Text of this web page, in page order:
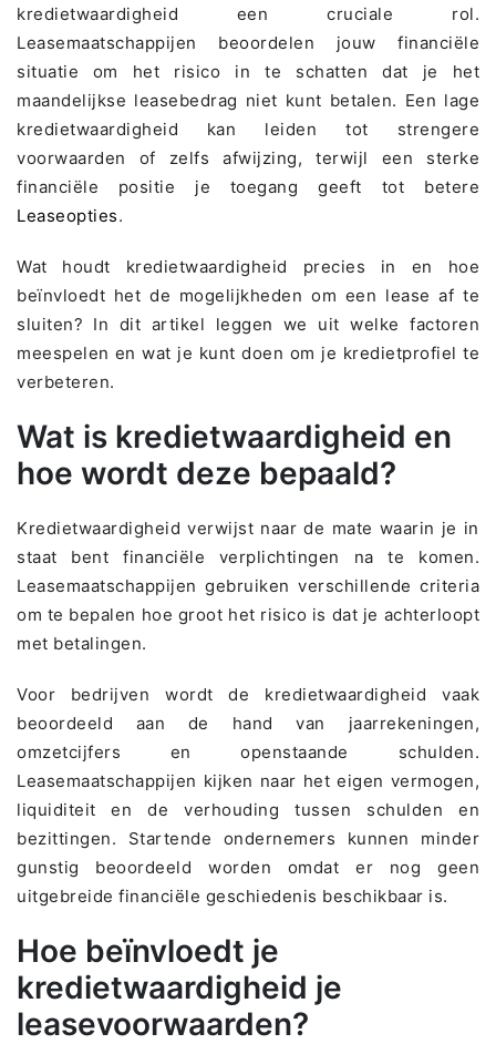
kredietwaardigheid een cruciale rol.
Leasemaatschappijen beoordelen jouw financiële
situatie om het risico in te schatten dat je het
maandelijkse leasebedrag niet kunt betalen. Een lage
kredietwaardigheid kan leiden tot strengere
voorwaarden of zelfs afwijzing, terwijl een sterke
financiële positie je toegang geeft tot betere
Leaseopties.
Wat houdt kredietwaardigheid precies in en hoe
beïnvloedt het de mogelijkheden om een lease af te
sluiten? In dit artikel leggen we uit welke factoren
meespelen en wat je kunt doen om je kredietprofiel te
verbeteren.
Wat is kredietwaardigheid en
hoe wordt deze bepaald?
Kredietwaardigheid verwijst naar de mate waarin je in
staat bent financiële verplichtingen na te komen.
Leasemaatschappijen gebruiken verschillende criteria
om te bepalen hoe groot het risico is dat je achterloopt
met betalingen.
Voor bedrijven wordt de kredietwaardigheid vaak
beoordeeld aan de hand van jaarrekeningen,
omzetcijfers en openstaande schulden.
Leasemaatschappijen kijken naar het eigen vermogen,
liquiditeit en de verhouding tussen schulden en
bezittingen. Startende ondernemers kunnen minder
gunstig beoordeeld worden omdat er nog geen
uitgebreide financiële geschiedenis beschikbaar is.
Hoe beïnvloedt je
kredietwaardigheid je
leasevoorwaarden?